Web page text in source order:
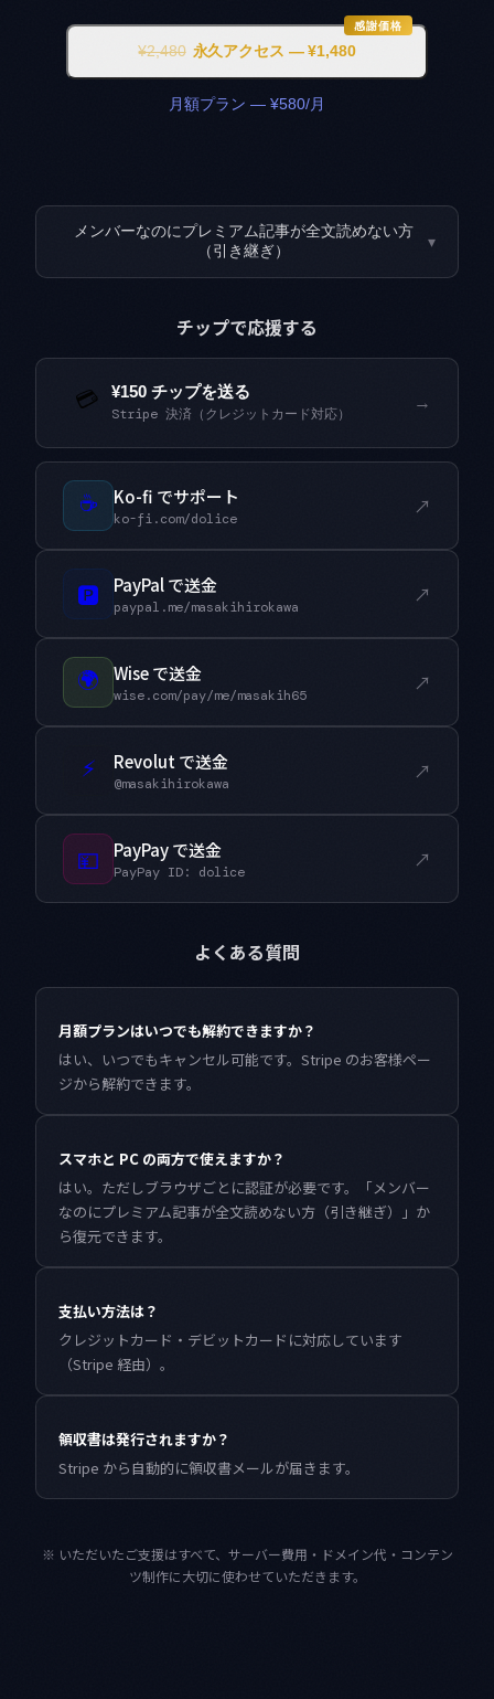
感謝価格
¥2,480 永久アクセス — ¥1,480
月額プラン — ¥580/月
メンバーなのにプレミアム記事が全文読めない方
（引き継ぎ）
▾
チップで応援する
💳 ¥150 チップを送る
Stripe 決済（クレジットカード対応）
→
☕ Ko-fi でサポート
ko-fi.com/dolice ↗
🅿 PayPal で送金
paypal.me/masakihirokawa ↗
🌍 Wise で送金
wise.com/pay/me/masakih65 ↗
⚡ Revolut で送金
@masakihirokawa ↗
💴 PayPay で送金
PayPay ID: dolice ↗
よくある質問
月額プランはいつでも解約できますか？
はい、いつでもキャンセル可能です。Stripe のお客様ペー
ジから解約できます。
スマホと PC の両方で使えますか？
はい。ただしブラウザごとに認証が必要です。「メンバー
なのにプレミアム記事が全文読めない方（引き継ぎ）」か
ら復元できます。
支払い方法は？
クレジットカード・デビットカードに対応しています
（Stripe 経由）。
領収書は発行されますか？
Stripe から自動的に領収書メールが届きます。
※ いただいたご支援はすべて、サーバー費用・ドメイン代・コンテン
ツ制作に大切に使わせていただきます。